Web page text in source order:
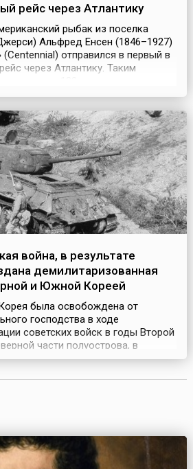
рейс через Атлантику
рыбак из поселка
Альфред Енсен (1846–1927)
(Centennial) отправился в первый в
через Атлантику. Таким
Соединенных Штатов
даже построил немного
война, в результате
демилитаризованная
и Южной Кореей
была освобождена от
господства в ходе
советских войск в годы Второй
части полуострова, в
Армия, установился
из лидеров
националис...